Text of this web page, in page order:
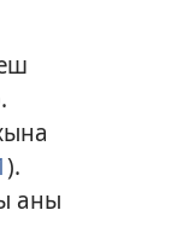
).
аны